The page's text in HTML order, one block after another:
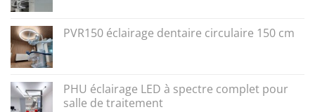
PVR150 éclairage dentaire circulaire 150 cm
PHU éclairage LED à spectre complet pour
salle de traitement